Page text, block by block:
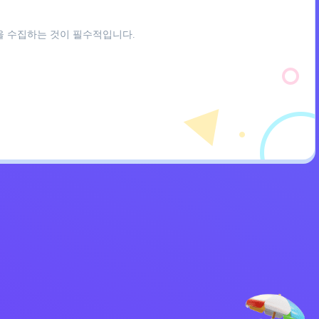
수집하는 것이 필수적입니다.